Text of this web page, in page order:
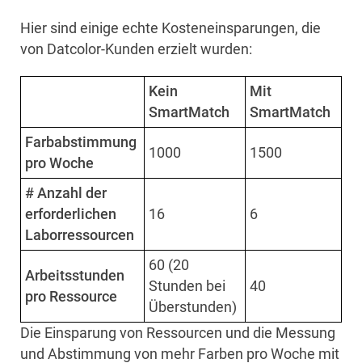
Hier sind einige echte Kosteneinsparungen, die
von Datcolor-Kunden erzielt wurden:
Kein
SmartMatch
Mit
SmartMatch
Farbabstimmung
pro Woche
1000 1500
# Anzahl der
erforderlichen
Laborressourcen
16 6
Arbeitsstunden
pro Ressource
60 (20
Stunden bei
Überstunden)
40
Die Einsparung von Ressourcen und die Messung
und Abstimmung von mehr Farben pro Woche mit